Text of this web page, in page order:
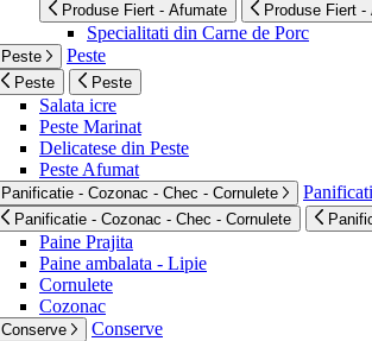
Produse Fiert - Afumate Produse Fiert -
Specialitati din Carne de Porc
Peste Peste
Peste Peste
Salata icre
Peste Marinat
Delicatese din Peste
Peste Afumat
Panificatie - Cozonac - Chec - Cornulete
Panificatie - Cozonac - Chec - Cornulete
Paine Prajita
Paine ambalata - Lipie
Cornulete
Cozonac
Conserve Conserve